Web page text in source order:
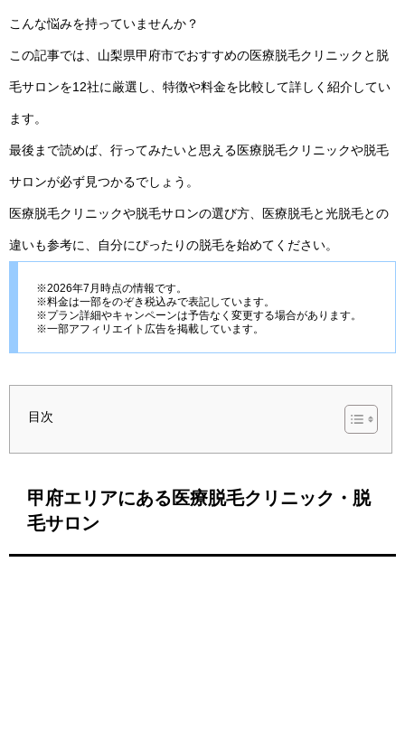
こんな悩みを持っていませんか？
この記事では、山梨県甲府市でおすすめの医療脱毛クリニックと脱
毛サロンを12社に厳選し、特徴や料金を比較して詳しく紹介してい
ます。
最後まで読めば、行ってみたいと思える医療脱毛クリニックや脱毛
サロンが必ず見つかるでしょう。
医療脱毛クリニックや脱毛サロンの選び方、医療脱毛と光脱毛との
違いも参考に、自分にぴったりの脱毛を始めてください。
※2026年7月時点の情報です。
※料金は一部をのぞき税込みで表記しています。
※プラン詳細やキャンペーンは予告なく変更する場合があります。
※一部アフィリエイト広告を掲載しています。
目次
甲府エリアにある医療脱毛クリニック・脱
毛サロン